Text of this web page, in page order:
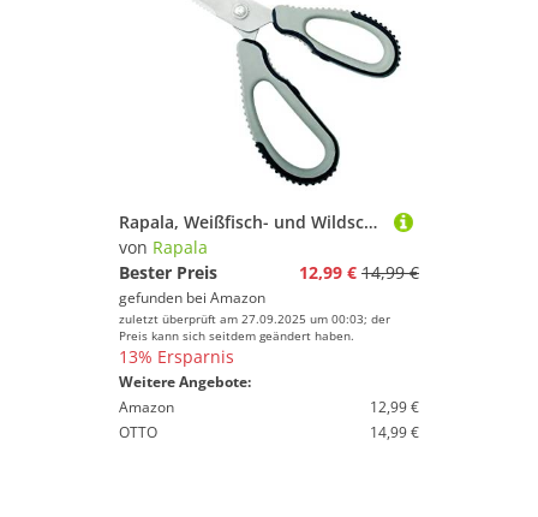
Rapala, Weißfisch- und Wildschere, Angelausrüstung, Fisch- und Wildschere, Modell RFGS, praktische Werkzeuge für Fischer, ideale Größe für einfache Handhabung
von Rapala
Bester Preis
12,99 € 14,99 €
gefunden bei Amazon
zuletzt überprüft am 27.09.2025 um 00:03; der
Preis kann sich seitdem geändert haben.
13% Ersparnis
Weitere Angebote:
Amazon
12,99 €
OTTO
14,99 €